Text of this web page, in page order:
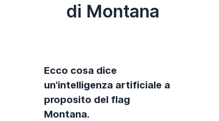
di Montana
Ecco cosa dice
un'intelligenza artificiale a
proposito del flag
Montana.